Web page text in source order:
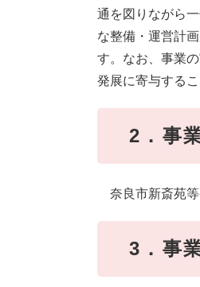
通を図りながら
な整備・運営計
す。なお、事業
発展に寄与する
2．事
奈良市新斎苑等
3．事